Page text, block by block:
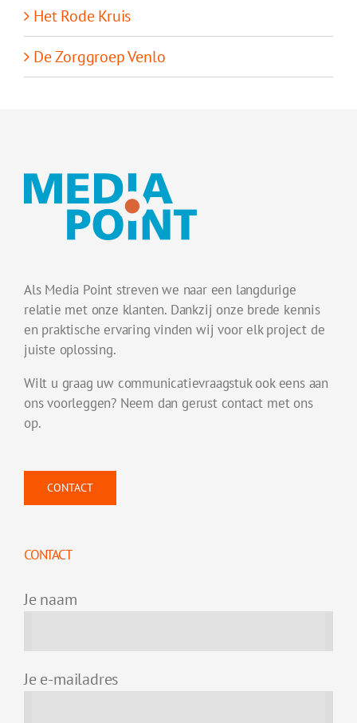
Het Rode Kruis
De Zorggroep Venlo
Als Media Point streven we naar een langdurige
relatie met onze klanten. Dankzij onze brede kennis
en praktische ervaring vinden wij voor elk project de
juiste oplossing.
Wilt u graag uw communicatievraagstuk ook eens aan
ons voorleggen? Neem dan gerust contact met ons
op.
CONTACT
CONTACT
Je naam
Je e-mailadres